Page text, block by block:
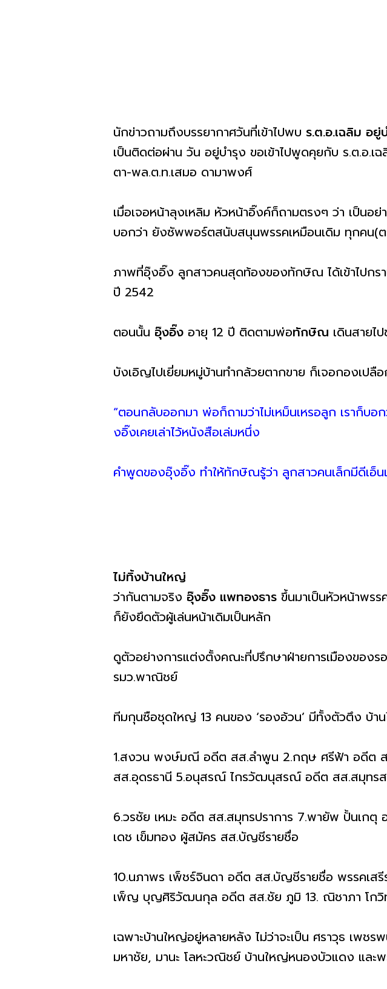
นักข่าวถามถึงบรรยากาศวันที่เข้าไปพบ ร.ต.อ.เฉลิม อยู่
เป็นติดต่อผ่าน วัน อยู่บำรุง ขอเข้าไปพูดคุยกับ ร.ต.อ.
ตา-พล.ต.ท.เสมอ ดามาพงศ์
เมื่อเจอหน้าลุงเหลิม หัวหน้าอิ๊งค์ก็ถามตรงๆ ว่า เป็นอ
บอกว่า ยังซัพพอร์ตสนับสนุนพรรคเหมือนเดิม ทุกคน(ต
ภาพที่อุ๊งอิ๊ง ลูกสาวคนสุดท้องของทักษิณ ได้เข้าไปกร
ปี 2542
ตอนนั้น อุ๊งอิ๊ง อายุ 12 ปี ติดตามพ่อทักษิณ เดินสายไ
บังเอิญไปเยี่ยมหมู่บ้านทำกล้วยตากขาย ก็เจอกองเป
“ตอนกลับออกมา พ่อก็ถามว่าไม่เหม็นเหรอลูก เราก็บอ
งอิ๊งเคยเล่าไว้หนังสือเล่มหนึ่ง
คำพูดของอุ๊งอิ๊ง ทำให้ทักษิณรู้ว่า ลูกสาวคนเล็กมีดีเอ็น
ไม่ทิ้งบ้านใหญ่
ว่ากันตามจริง อุ๊งอิ๊ง แพทองธาร ขึ้นมาเป็นหัวหน้าพรร
ก็ยังยึดตัวผู้เล่นหน้าเดิมเป็นหลัก
ดูตัวอย่างการแต่งตั้งคณะที่ปรึกษาฝ่ายการเมืองของ
รมว.พาณิชย์
ทีมกุนซือชุดใหญ่ 13 คนของ ‘รองอ้วน’ มีทั้งตัวตึง บ้า
1.สงวน พงษ์มณี อดีต สส.ลำพูน 2.กฤษ ศรีฟ้า อดีต
สส.อุดรธานี 5.อนุสรณ์ ไกรวัฒนุสรณ์ อดีต สส.สมุทรส
6.วรชัย เหมะ อดีต สส.สมุทรปราการ 7.พายัพ ปั้นเก
เดช เข็มทอง ผู้สมัคร สส.บัญชีรายชื่อ
10.นภาพร เพ็ชร์จินดา อดีต สส.บัญชีรายชื่อ พรรคเสรี
เพ็ญ บุญศิริวัฒนกุล อดีต สส.ชัย ภูมิ 13. ณิชาภา โกวิ
เฉพาะบ้านใหญ่อยู่หลายหลัง ไม่ว่าจะเป็น ศราวุธ เ
มหาชัย, มานะ โลหะวณิชย์ บ้านใหญ่หนองบัวแดง แ